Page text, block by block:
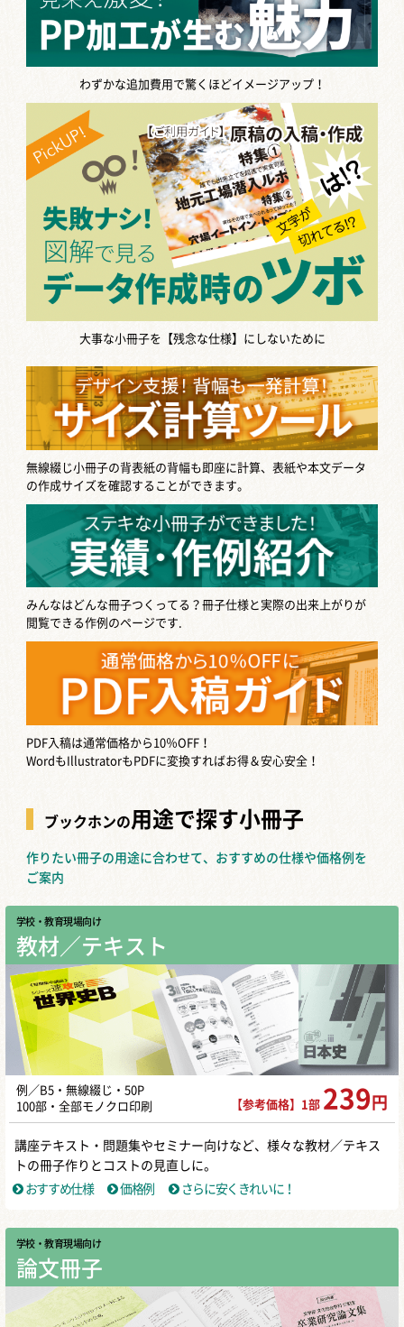
わずかな追加費用で驚くほどイメージアップ！
大事な小冊子を【残念な仕様】にしないために
無線綴じ小冊子の背表紙の背幅も即座に計算、表紙や本文データ
の作成サイズを確認することができます。
みんなはどんな冊子つくってる？冊子仕様と実際の出来上がりが
閲覧できる作例のページです.
PDF入稿は通常価格から10％OFF！
WordもIllustratorもPDFに変換すればお得＆安心安全！
ブックホンの用途で探す小冊子
作りたい冊子の用途に合わせて、おすすめの仕様や価格例を
ご案内
学校・教育現場向け
教材／テキスト
例／B5・無線綴じ・50P
100部・全部モノクロ印刷
【参考価格】1部 239 円
講座テキスト・問題集やセミナー向けなど、様々な教材／テキス
トの冊子作りとコストの見直しに。
おすすめ仕様
価格例 さらに安くきれいに！
学校・教育現場向け
論文冊子